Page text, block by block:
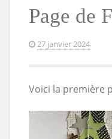
Page de
27 janvier 2024
Voici la première